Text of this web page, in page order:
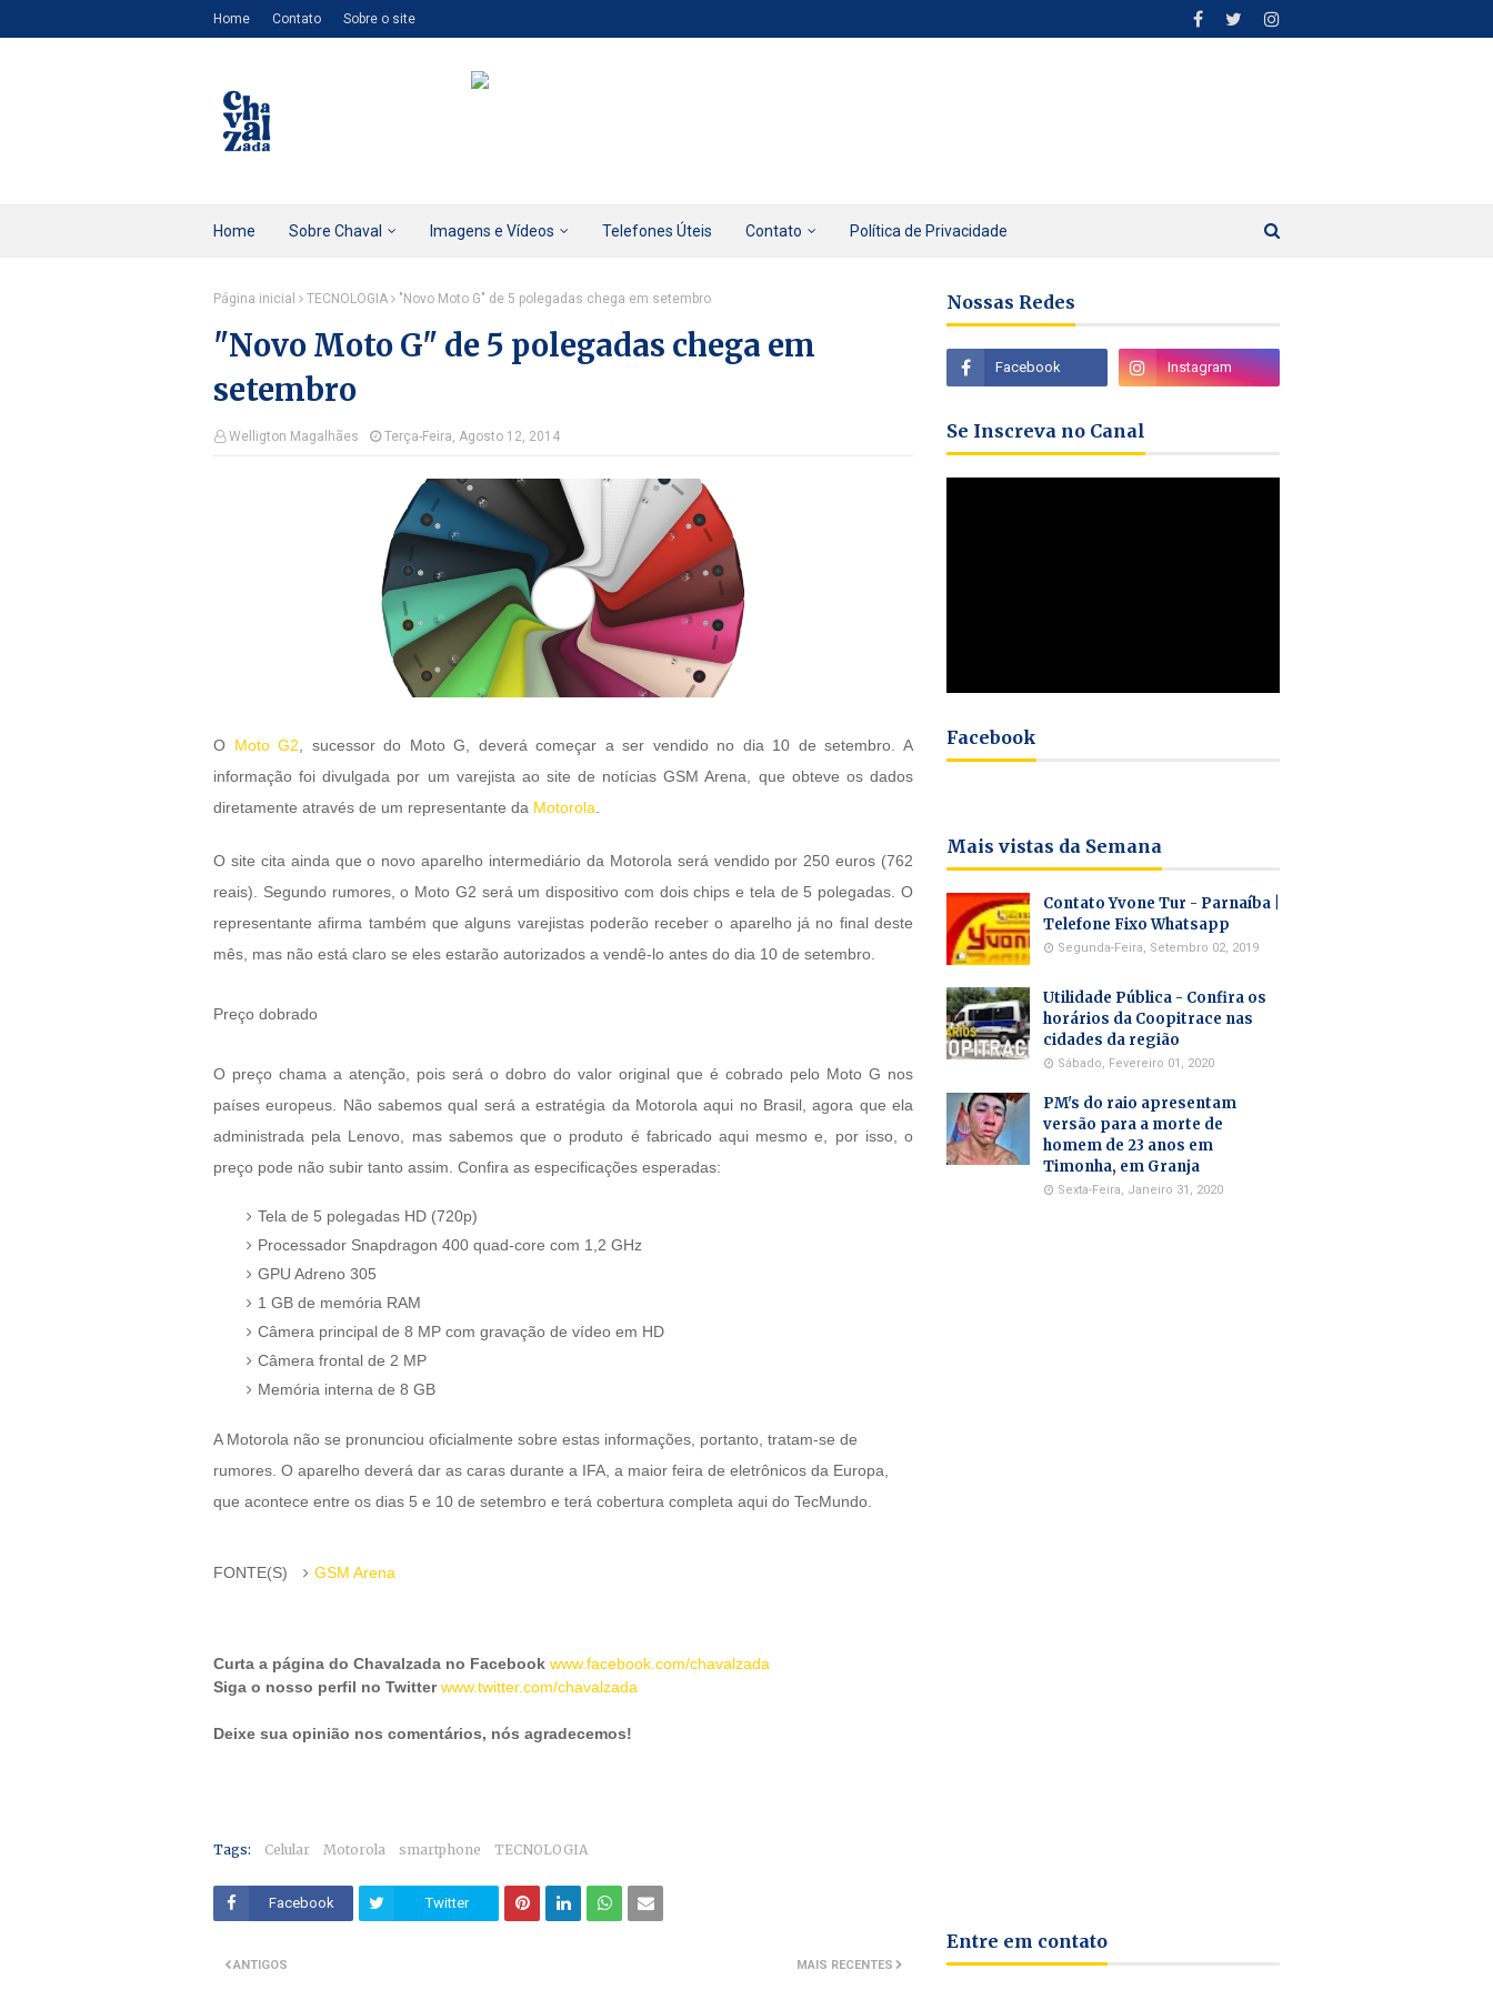
Home Contato Sobre o site
Home Sobre Chaval Imagens e Vídeos Telefones Úteis Contato Política de Privacidade
Página inicial TECNOLOGIA "Novo Moto G" de 5 polegadas chega em setembro
"Novo Moto G" de 5 polegadas chega em
setembro
Welligton Magalhães Terça-Feira, Agosto 12, 2014
O Moto G2 , sucessor do Moto G, deverá começar a ser vendido no dia 10 de setembro. A
informação foi divulgada por um varejista ao site de notícias GSM Arena, que obteve os dados
diretamente através de um representante da Motorola
O site cita ainda que o novo aparelho intermediário da Motorola será vendido por 250 euros (762
reais). Segundo rumores, o Moto G2 será um dispositivo com dois chips e tela de 5 polegadas. O
representante afirma também que alguns varejistas poderão receber o aparelho já no final deste
mês, mas não está claro se eles estarão autorizados a vendê-lo antes do dia 10 de setembro.
Preço dobrado
O preço chama a atenção, pois será o dobro do valor original que é cobrado pelo Moto G nos
países europeus. Não sabemos qual será a estratégia da Motorola aqui no Brasil, agora que ela
administrada pela Lenovo, mas sabemos que o produto é fabricado aqui mesmo e, por isso, o
preço pode não subir tanto assim. Confira as especificações esperadas:
Tela de 5 polegadas HD (720p)
Processador Snapdragon 400 quad-core com 1,2 GHz
GPU Adreno 305
1 GB de memória RAM
Câmera principal de 8 MP com gravação de vídeo em HD
Câmera frontal de 2 MP
Memória interna de 8 GB
A Motorola não se pronunciou oficialmente sobre estas informações, portanto, tratam-se de
rumores. O aparelho deverá dar as caras durante a IFA, a maior feira de eletrônicos da Europa,
que acontece entre os dias 5 e 10 de setembro e terá cobertura completa aqui do TecMundo.
FONTE(S) GSM Arena
Curta a página do Chavalzada no Facebook www.facebook.com/chavalzada
Siga o nosso perfil no Twitter www.twitter.com/chavalzada
Deixe sua opinião nos comentários, nós agradecemos!
Tags: Celular Motorola smartphone TECNOLOGIA
Facebook Twitter
MAIS RECENTES
ANTIGOS
Nossas Redes
Se Inscreva no Canal
Facebook
Mais vistas da Semana
Contato Yvone Tur - Parnaíba |
Telefone Fixo Whatsapp
Segunda-Feira, Setembro 02, 2019
Utilidade Pública - Confira os
horários da Coopitrace nas
cidades da região
Sábado, Fevereiro 01, 2020
PM's do raio apresentam
versão para a morte de
homem de 23 anos em
Timonha, em Granja
Sexta-Feira, Janeiro 31, 2020
Entre em contato